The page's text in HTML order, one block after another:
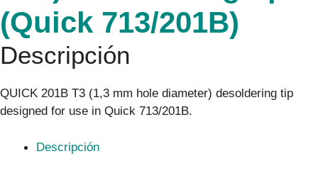
(Quick 713/201B)
Descripción
QUICK 201B T3 (1,3 mm hole diameter) desoldering tip
designed for use in Quick 713/201B.
Descripción